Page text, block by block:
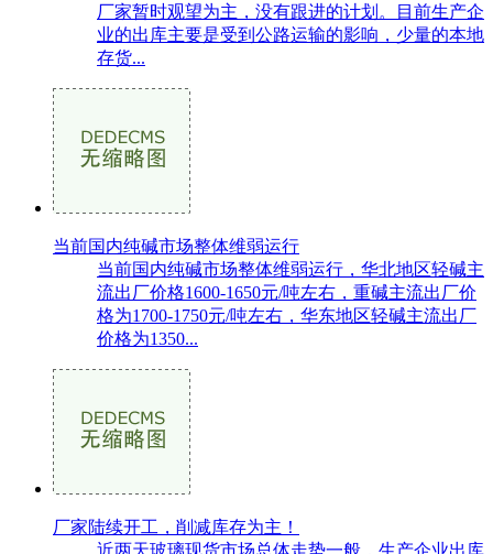
厂家暂时观望为主，没有跟进的计划。目前生产企
业的出库主要是受到公路运输的影响，少量的本地
存货...
当前国内纯碱市场整体维弱运行
当前国内纯碱市场整体维弱运行，华北地区轻碱主
流出厂价格1600-1650元/吨左右，重碱主流出厂价
格为1700-1750元/吨左右，华东地区轻碱主流出厂
价格为1350...
厂家陆续开工，削减库存为主！
近两天玻璃现货市场总体走势一般，生产企业出库